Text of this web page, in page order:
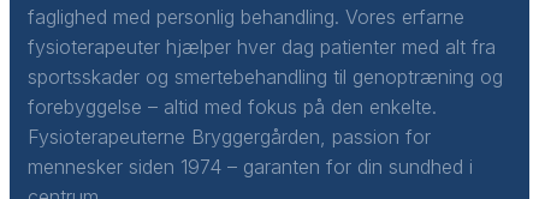
faglighed med personlig behandling. Vores erfarne
fysioterapeuter hjælper hver dag patienter med alt fra
sportsskader og smertebehandling til genoptræning og
forebyggelse – altid med fokus på den enkelte.
Fysioterapeuterne Bryggergården, passion for
mennesker siden 1974 – garanten for din sundhed i